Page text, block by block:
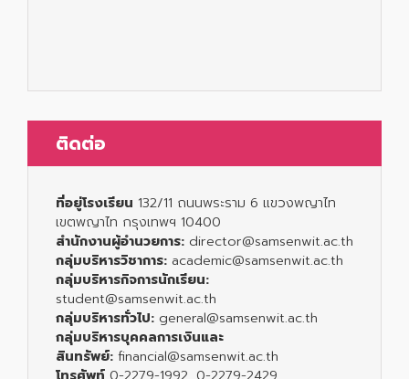
ติดต่อ
ที่อยู่โรงเรียน 132/11 ถนนพระราม 6 แขวงพญาไท
เขตพญาไท กรุงเทพฯ 10400
สำนักงานผู้อำนวยการ: director@samsenwit.ac.th
กลุ่มบริหารวิชาการ: academic@samsenwit.ac.th
กลุ่มบริหารกิจการนักเรียน:
student@samsenwit.ac.th
กลุ่มบริหารทั่วไป: general@samsenwit.ac.th
กลุ่มบริหารบุคคลการเงินและ
สินทรัพย์: financial@samsenwit.ac.th